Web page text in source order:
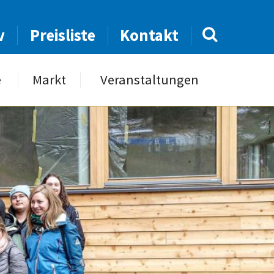
Preisliste Kontakt
Markt Veranstaltungen